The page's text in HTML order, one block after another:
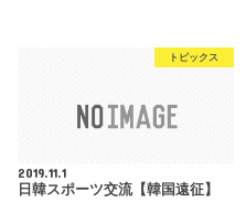
トピックス
2019.11.1
日韓スポーツ交流【韓国遠征】